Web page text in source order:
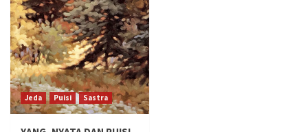
Jeda Puisi Sastra